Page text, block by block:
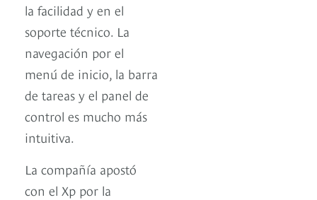
la facilidad y en el
soporte técnico. La
navegación por el
menú de inicio, la barra
de tareas y el panel de
control es mucho más
intuitiva.
La compañía apostó
con el Xp por la